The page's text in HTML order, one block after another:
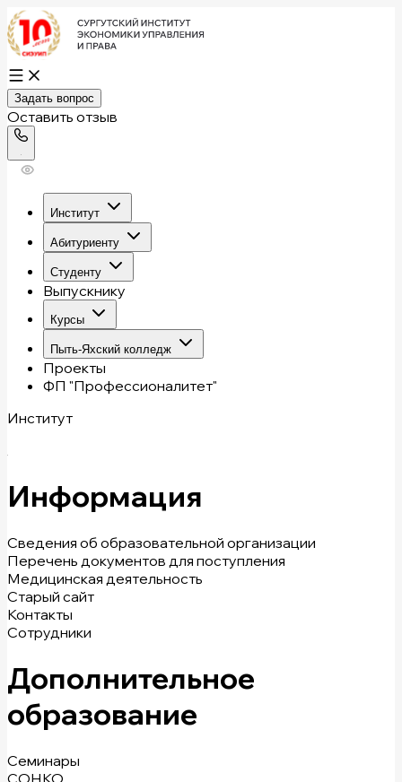
Задать вопрос
Оставить отзыв
Институт
Абитуриенту
Студенту
Выпускнику
Курсы
Пыть-Яхский колледж
Проекты
ФП "Профессионалитет"
Институт
Информация
Сведения об образовательной организации
Перечень документов для поступления
Медицинская деятельность
Старый сайт
Контакты
Сотрудники
Дополнительное
образование
Семинары
СОНКО